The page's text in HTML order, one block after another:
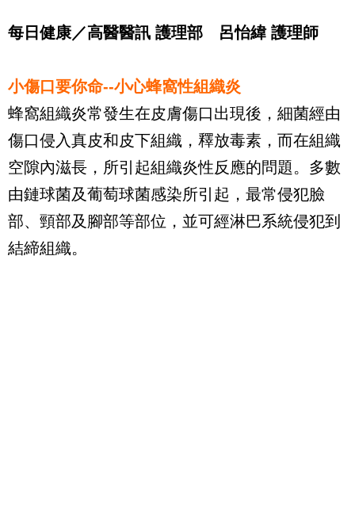
每日健康／高醫醫訊 護理部 呂怡緯 護理師
小傷口要你命--小心蜂窩性組織炎
蜂窩組織炎常發生在皮膚傷口出現後，細菌經由
傷口侵入真皮和皮下組織，釋放毒素，而在組織
空隙內滋長，所引起組織炎性反應的問題。多數
由鏈球菌及葡萄球菌感染所引起，最常侵犯臉
部、頸部及腳部等部位，並可經淋巴系統侵犯到
結締組織。